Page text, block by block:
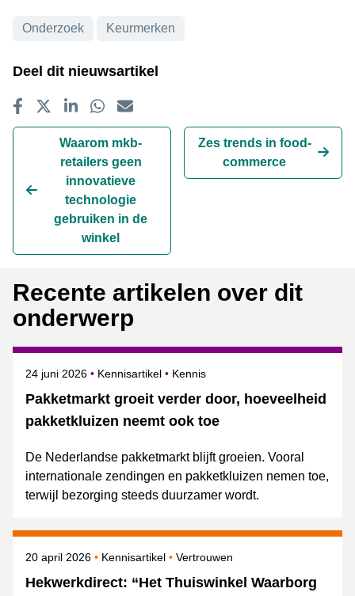
Onderwerpen
Onderzoek Keurmerken
Deel dit nieuwsartikel
Delen op Facebook
TweetDelen op LinkedIn
Delen op WhatsApp
E-mailadres
Waarom mkb-
retailers geen
innovatieve
technologie
gebruiken in de
winkel
Zes trends in food-
commerce
Recente artikelen over dit
onderwerp
Pakketmarkt groeit verder door, hoeveelheid
pakketkluizen neemt ook toe
Gepubliceerd op
24 juni 2026 Kennisartikel Onderwerpen
Kennis
De Nederlandse pakketmarkt blijft groeien. Vooral
internationale zendingen en pakketkluizen nemen toe,
terwijl bezorging steeds duurzamer wordt.
Hekwerkdirect: “Het Thuiswinkel Waarborg
Gepubliceerd op
20 april 2026 Kennisartikel Onderwerpen
Vertrouwen